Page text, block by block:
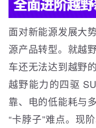
面对新能源发展大
源产品转型。就越
车还无法达到越野
越野能力的四驱
靠、电的低能耗与
“卡脖子”难点。现